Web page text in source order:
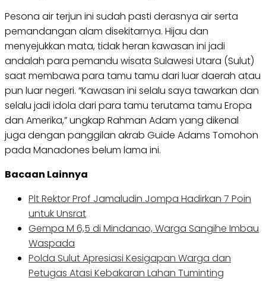
Pesona air terjun ini sudah pasti derasnya air serta
pemandangan alam disekitarnya. Hijau dan
menyejukkan mata, tidak heran kawasan ini jadi
andalah para pemandu wisata Sulawesi Utara (Sulut)
saat membawa para tamu tamu dari luar daerah atau
pun luar negeri. “Kawasan ini selalu saya tawarkan dan
selalu jadi idola dari para tamu terutama tamu Eropa
dan Amerika,” ungkap Rahman Adam yang dikenal
juga dengan panggilan akrab Guide Adams Tomohon
pada Manadones belum lama ini.
Bacaan Lainnya
Plt Rektor Prof Jamaludin Jompa Hadirkan 7 Poin
untuk Unsrat
Gempa M 6,5 di Mindanao, Warga Sangihe Imbau
Waspada
Polda Sulut Apresiasi Kesigapan Warga dan
Petugas Atasi Kebakaran Lahan Tuminting